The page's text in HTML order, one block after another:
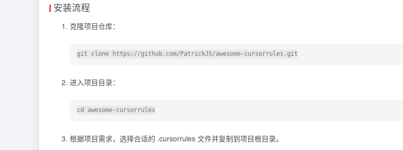
安装流程
克隆项目仓库：
git clone
进入项目目录：
cd
根据项目需求，选择合适的 .cursorrules 文件并复制到项目根目录。